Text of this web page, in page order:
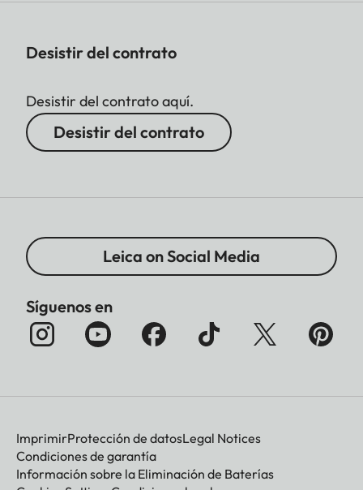
Desistir del contrato
Desistir del contrato aquí.
Desistir del contrato
Leica on Social Media
Síguenos en
ImprimirProtección de datosLegal Notices
Condiciones de garantía
Información sobre la Eliminación de Baterías